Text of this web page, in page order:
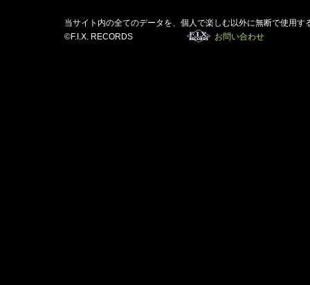
当サイト内の全てのデータを、個人で楽しむ以外に無断で使用す
©F.I.X. RECORDS
お問い合わせ